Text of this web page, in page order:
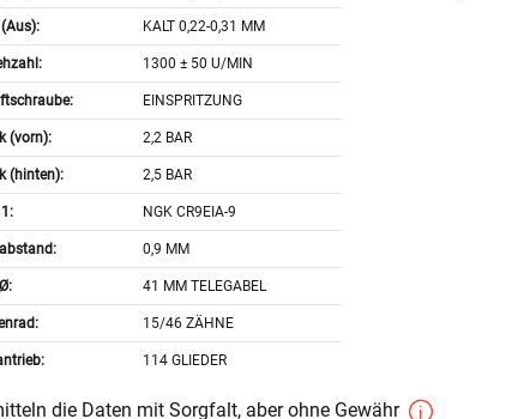
KALT 0,22-0,31 MM
1300 ± 50 U/MIN
EINSPRITZUNG
(vorn): 2,2 BAR
(hinten): 2,5 BAR
NGK CR9EIA-9
0,9 MM
41 MM TELEGABEL
15/46 ZÄHNE
114 GLIEDER
die Daten mit Sorgfalt, aber ohne Gewähr